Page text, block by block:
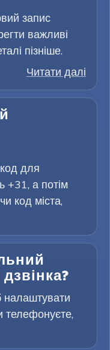
запис
важливі
пізніше.
Читати далі
для
+31, а потім
код міста,
налаштувати
телефонуєте,